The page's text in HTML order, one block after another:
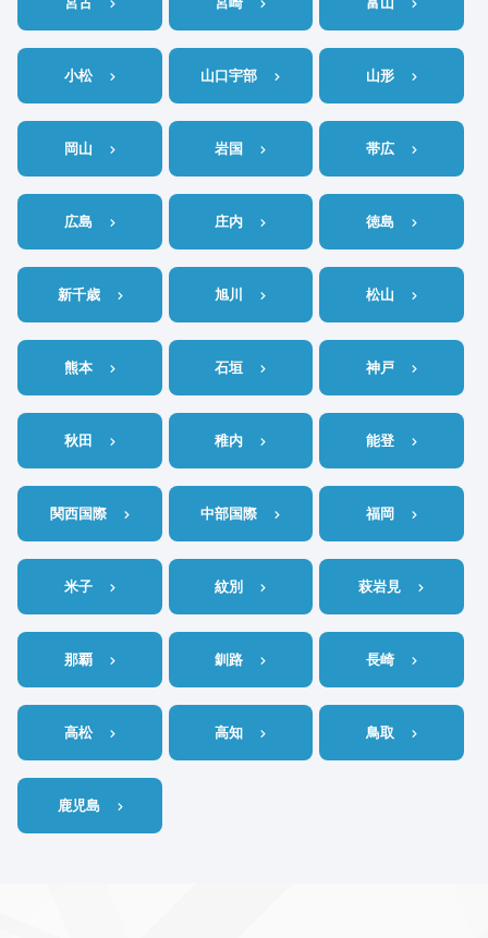
小松 山口宇部 山形
岡山 岩国 帯広
広島 庄内 徳島
新千歳 旭川 松山
熊本 石垣 神戸
秋田 稚内 能登
関西国際 中部国際 福岡
米子 紋別 萩岩見
那覇 釧路 長崎
高松 高知 鳥取
鹿児島